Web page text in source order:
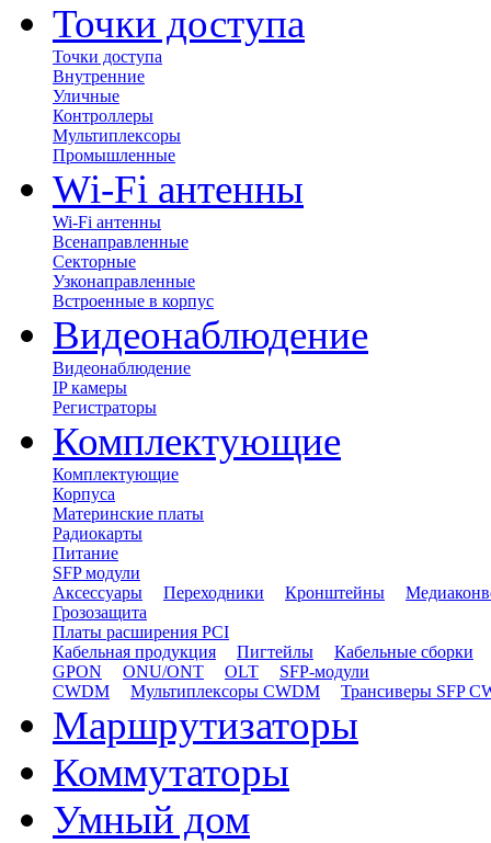
Точки доступа
Точки доступа
Внутренние
Уличные
Контроллеры
Мультиплексоры
Промышленные
Wi-Fi антенны
Wi-Fi антенны
Всенаправленные
Секторные
Узконаправленные
Встроенные в корпус
Видеонаблюдение
Видеонаблюдение
IP камеры
Регистраторы
Комплектующие
Комплектующие
Корпуса
Материнские платы
Радиокарты
Питание
SFP модули
Аксессуары
Переходники Кронштейны
Грозозащита
Платы расширения PCI
Кабельная продукция
Пигтейлы
Кабельные сборки
GPON
ONU/ONT OLT
SFP-модули
CWDM
Мультиплексоры CWDM Трансиверы SFP
Маршрутизаторы
Коммутаторы
Умный дом